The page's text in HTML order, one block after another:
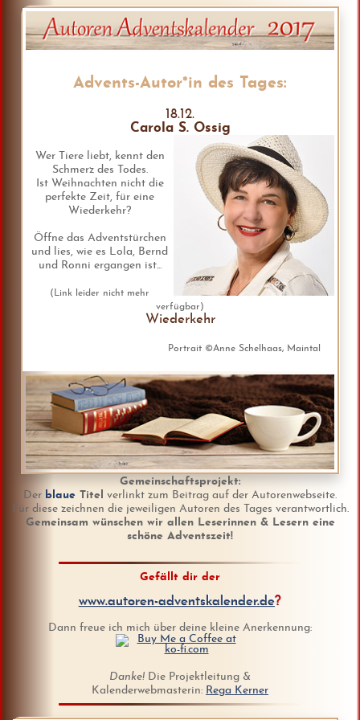
Advents-Autor*in des Tages:
18.12.
Carola S. Ossig
Wer Tiere liebt, kennt den
Schmerz des Todes.
Ist Weihnachten nicht die
perfekte Zeit, für eine
Wiederkehr?
Öffne das Adventstürchen
und lies, wie es Lola, Bernd
und Ronni ergangen ist...
(Link leider nicht mehr
verfügbar)
Wiederkehr
Portrait ©Anne Schelhaas, Maintal
Gemeinschaftsprojekt:
Der blaue Titel
verlinkt zum Beitrag auf der Autorenwebseite.
Für diese zeichnen die jeweiligen Autoren des Tages verantwortlich.
Gemeinsam wünschen wir allen Leserinnen & Lesern eine
schöne Adventszeit!
Gefällt dir der
www.autoren-adventskalender.de?
Dann freue ich mich über deine kleine Anerkennung:
Danke! Die Projektleitung &
Kalenderwebmasterin: Rega Kerner